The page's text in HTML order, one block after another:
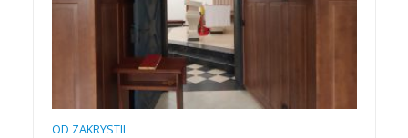
OD ZAKRYSTII